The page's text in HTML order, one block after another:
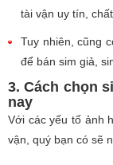
tài vận uy tín,
Tuy nhiên, cũng
để bán sim giả,
3. Cách chọn
nay
Với các yếu tố ảnh
vận, quý bạn có sẽ